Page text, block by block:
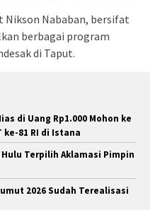
Nikson Nababan, bersifat
berbagai program
di Taput.
di Uang Rp1.000 Mohon ke
ke-81 RI di Istana
Terpilih Aklamasi Pimpin
2026 Sudah Terealisasi